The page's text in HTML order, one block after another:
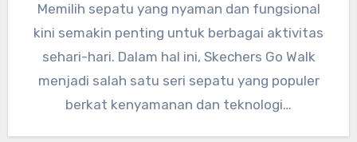
Memilih sepatu yang nyaman dan fungsional
kini semakin penting untuk berbagai aktivitas
sehari-hari. Dalam hal ini, Skechers Go Walk
menjadi salah satu seri sepatu yang populer
berkat kenyamanan dan teknologi…